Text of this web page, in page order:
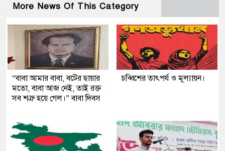
More News Of This Category
“বাবা আমার বাবা, বটের ছায়ার
মতো, বাবা আজ নেই, তাই রক্ত
সব শত্রু হয়ে গেল।” বাবা দিবস
চব্বিশের তাৎপর্য ও মূল্যায়ন।